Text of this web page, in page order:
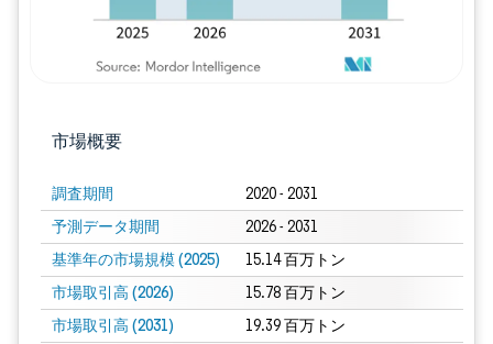
市場概要
調査期間 2020 - 2031
予測データ期間 2026 - 2031
基準年の市場規模 (2025) 15.14 百万トン
市場取引高 (2026) 15.78 百万トン
市場取引高 (2031) 19.39 百万トン